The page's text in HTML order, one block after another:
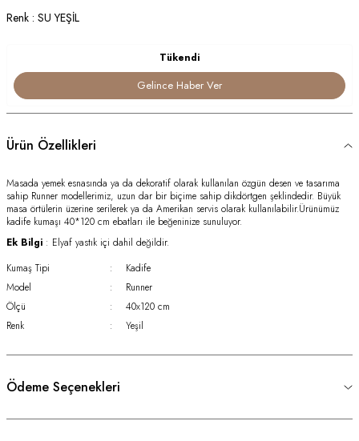
Renk : SU YEŞİL
Tükendi
Gelince Haber Ver
Ürün Özellikleri
Masada yemek esnasında ya da dekoratif olarak kullanılan özgün desen ve tasarıma
sahip Runner modellerimiz, uzun dar bir biçime sahip dikdörtgen şeklindedir. Büyük
masa örtülerin üzerine serilerek ya da Amerikan servis olarak kullanılabilir.Ürünümüz
kadife kumaşı 40*120 cm ebatları ile beğeninize sunuluyor.
Ek Bilgi : Elyaf yastık içi dahil değildir.
Kumaş Tipi
:
Kadife
Model
:
Runner
Ölçü
:
40x120 cm
Renk
: Yeşil
Ödeme Seçenekleri